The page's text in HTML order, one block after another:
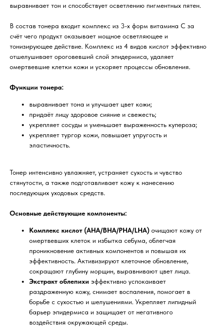
выравнивает тон и способствует осветлению пигментных пятен.
В состав тонера входит комплекс из 3-х форм витамина С за
счёт чего продукт оказывает мощное осветляющее и
тонизирующее действие. Комплекс из 4 видов кислот эффективно
отшелушивает ороговевший слой эпидермиса, удаляет
омертвевшие клетки кожи и ускоряет процессы обновления.
Функции тонера:
выравнивает тона и улучшает цвет кожи;
придаёт лицу здоровое сияние и свежесть;
укрепляет сосуды и уменьшает выраженность купероза;
укрепляет тургор кожи, повышает упругость и
эластичность.
Тонер интенсивно увлажняет, устраняет сухость и чувство
стянутости, а также подготавливает кожу к нанесению
последующих уходовых средств.
Основные действующие компоненты:
Комплекс кислот (AHA/BHA/PHA/LHA) очищают кожу от
омертвевших клеток и избытка себума, облегчая
проникновение активных компонентов и повышая их
эффективность. Активизируют клеточное обновление,
сокращают глубину морщин, выравнивают цвет лица.
Экстракт облепихи эффективно успокаивает
раздраженную кожу, снимает воспаления, помогает в
борьбе с сухостью и шелушениями. Укрепляет липидный
барьер эпидермиса и защищает от негативного
воздействия окружающей среды.